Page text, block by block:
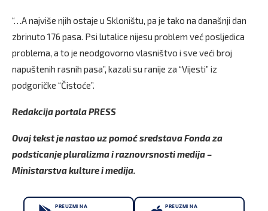
“…A najviše njih ostaje u Skloništu, pa je tako na današnji dan
zbrinuto 176 pasa. Psi lutalice nijesu problem već posljedica
problema, a to je neodgovorno vlasništvo i sve veći broj
napuštenih rasnih pasa”, kazali su ranije za “Vijesti” iz
podgoričke “Čistoće”.
Redakcija portala PRESS
Ovaj tekst je nastao uz pomoć sredstava Fonda za
podsticanje pluralizma i raznovrsnosti medija –
Ministarstva kulture i medija.
PREUZMI NA PREUZMI NA